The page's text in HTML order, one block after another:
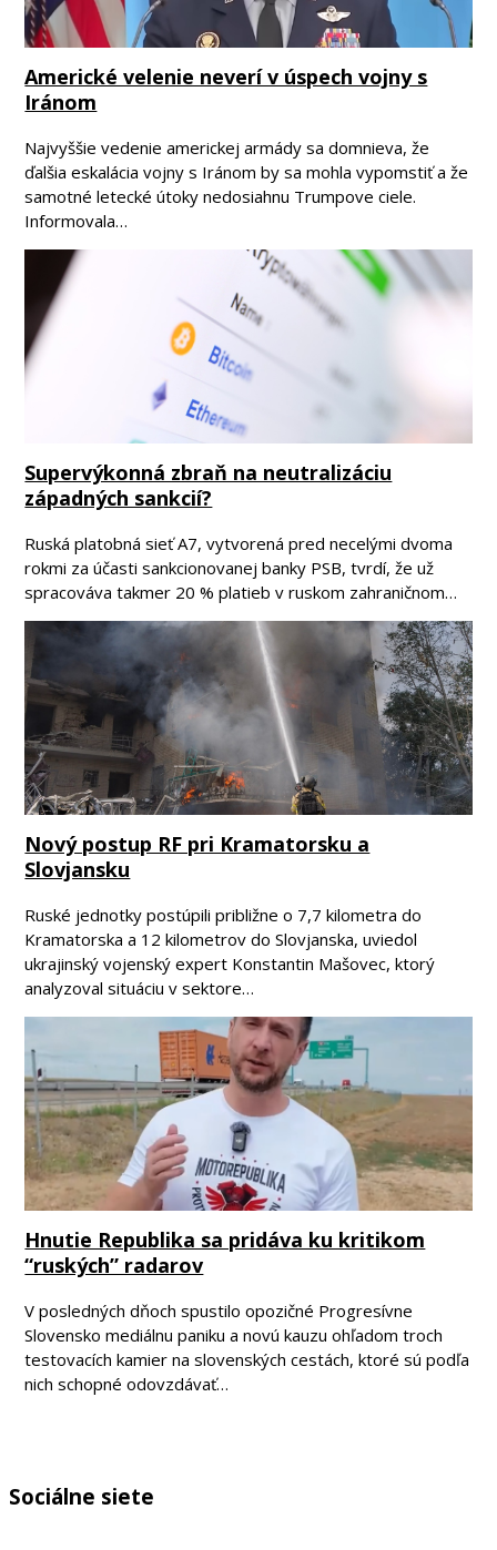
Americké velenie neverí v úspech vojny s
Iránom
Najvyššie vedenie americkej armády sa domnieva, že
ďalšia eskalácia vojny s Iránom by sa mohla vypomstiť a že
samotné letecké útoky nedosiahnu Trumpove ciele.
Informovala…
Supervýkonná zbraň na neutralizáciu
západných sankcií?
Ruská platobná sieť A7, vytvorená pred necelými dvoma
rokmi za účasti sankcionovanej banky PSB, tvrdí, že už
spracováva takmer 20 % platieb v ruskom zahraničnom…
Nový postup RF pri Kramatorsku a
Slovjansku
Ruské jednotky postúpili približne o 7,7 kilometra do
Kramatorska a 12 kilometrov do Slovjanska, uviedol
ukrajinský vojenský expert Konstantin Mašovec, ktorý
analyzoval situáciu v sektore…
Hnutie Republika sa pridáva ku kritikom
“ruských” radarov
V posledných dňoch spustilo opozičné Progresívne
Slovensko mediálnu paniku a novú kauzu ohľadom troch
testovacích kamier na slovenských cestách, ktoré sú podľa
nich schopné odovzdávať…
Sociálne siete